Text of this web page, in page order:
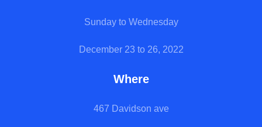
Sunday to Wednesday
December 23 to 26, 2022
Where
467 Davidson ave